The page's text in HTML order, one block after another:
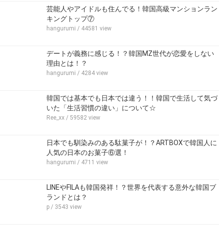
芸能人やアイドルも住んでる！韓国高級マンションラン
キングトップ⑦
hangurumi / 44581 view
デートが義務に感じる！？韓国MZ世代が恋愛をしない
理由とは！？
hangurumi / 4284 view
韓国では基本でも日本では違う！！韓国で生活して気づ
いた「生活習慣の違い」について☆
Ree_xx / 59582 view
日本でも馴染みのある駄菓子が！？ARTBOXで韓国人に
人気の日本のお菓子⑥選！
hangurumi / 4711 view
LINEやFILAも韓国発祥！？世界を代表する意外な韓国ブ
ランドとは？
p / 3543 view